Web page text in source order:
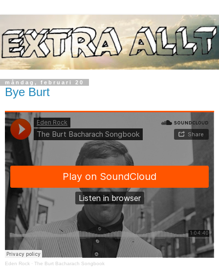
måndag, februari 20
Bye Burt
Eden Rock · The Burt Bacharach Songbook